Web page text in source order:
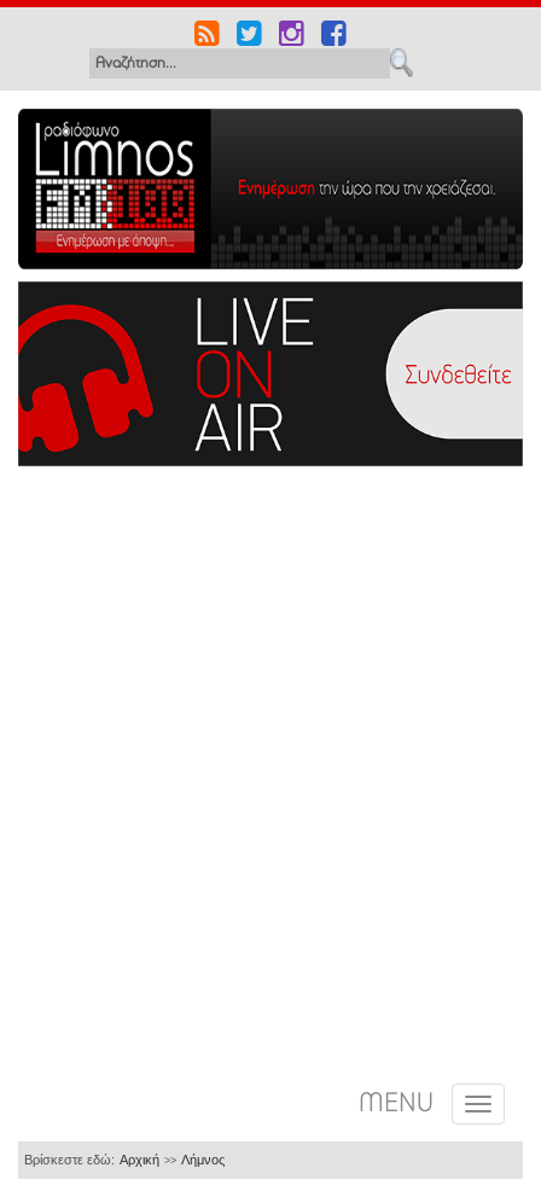
MENU
Βρίσκεστε εδώ: Αρχική >> Λήμνος